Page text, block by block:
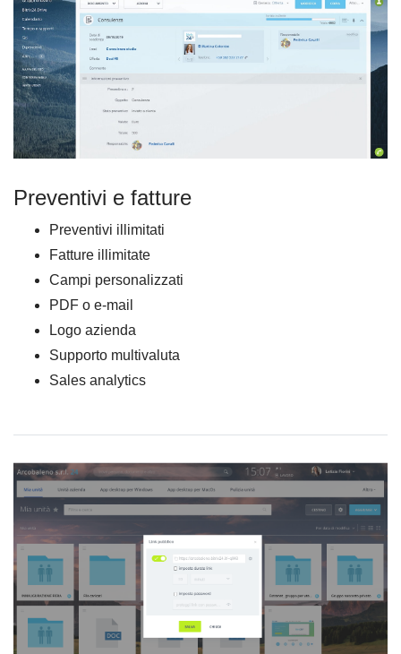
Preventivi e fatture
Preventivi illimitati
Fatture illimitate
Campi personalizzati
PDF o e-mail
Logo azienda
Supporto multivaluta
Sales analytics